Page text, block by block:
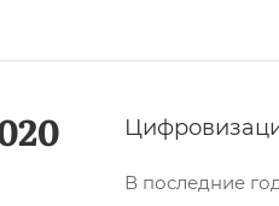
В последние